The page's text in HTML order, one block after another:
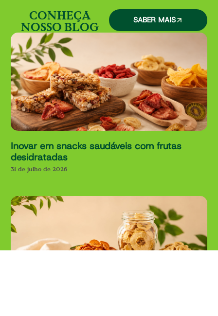
CONHEÇA
NOSSO BLOG
SABER MAIS
Inovar em snacks saudáveis com frutas
desidratadas
31 de julho de 2026